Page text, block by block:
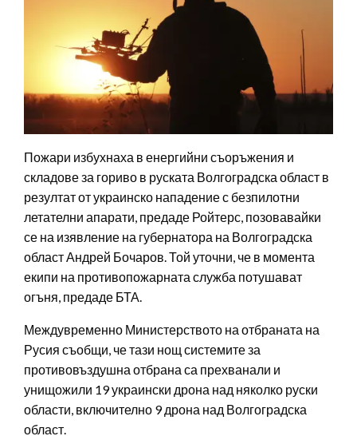
Пожари избухнаха в енергийни съоръжения и
складове за гориво в руската Волгоградска област в
резултат от украинско нападение с безпилотни
летателни апарати, предаде Ройтерс, позовавайки
се на изявление на губернатора на Волгоградска
област Андрей Бочаров. Той уточни, че в момента
екипи на противопожарната служба потушават
огъня, предаде БТА.
Междувременно Министерството на отбраната на
Русия съобщи, че тази нощ системите за
противовъздушна отбрана са прехванали и
унищожили 19 украински дрона над няколко руски
области, включително 9 дрона над Волгоградска
област.